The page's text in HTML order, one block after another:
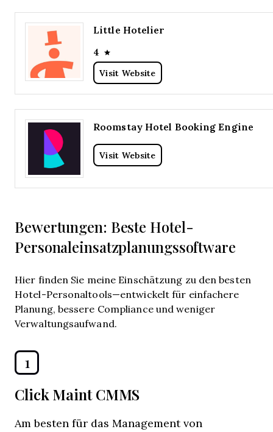
Little Hotelier
4
Visit Website
Roomstay Hotel Booking Engine
Visit Website
Bewertungen: Beste Hotel-
Personaleinsatzplanungssoftware
Hier finden Sie meine Einschätzung zu den besten
Hotel-Personaltools—entwickelt für einfachere
Planung, bessere Compliance und weniger
Verwaltungsaufwand.
1
Click Maint CMMS
Am besten für das Management von